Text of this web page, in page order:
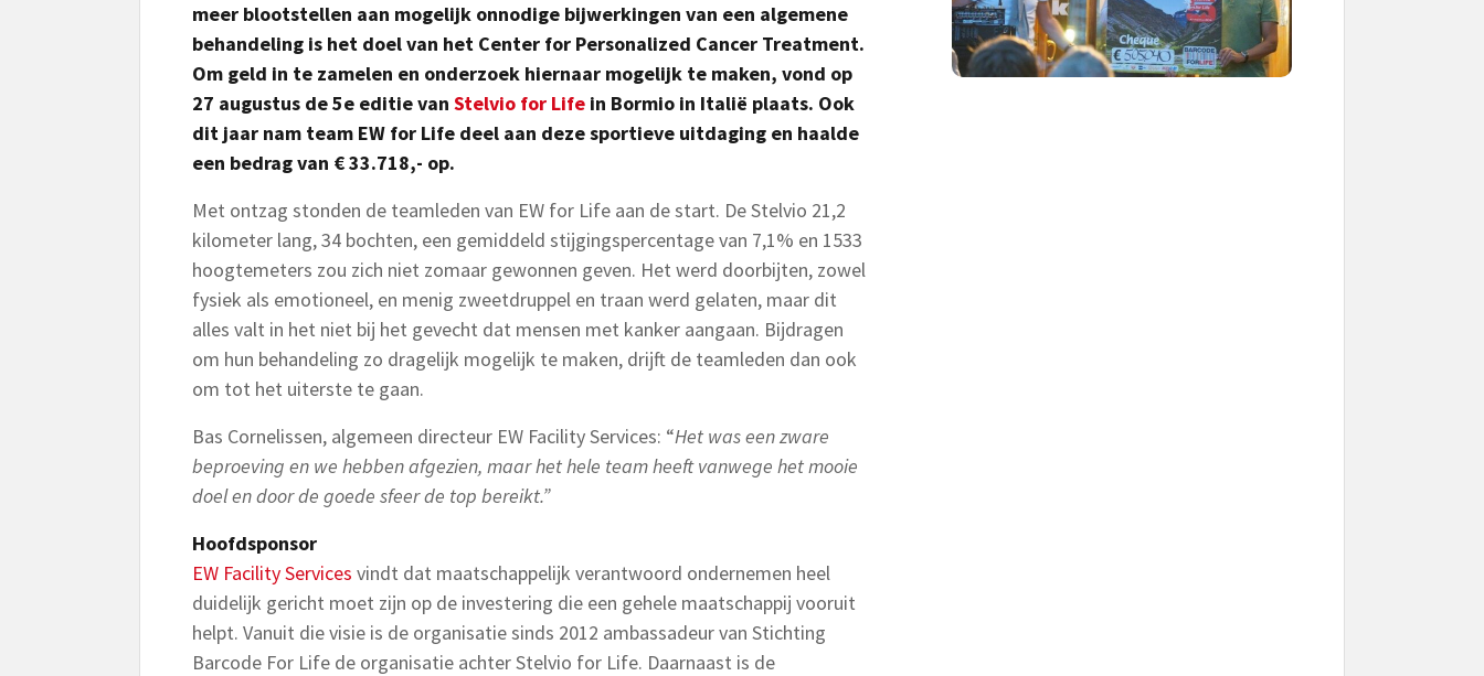
meer blootstellen aan mogelijk onnodige bijwerkingen van een algemene
behandeling is het doel van het Center for Personalized Cancer Treatment.
Om geld in te zamelen en onderzoek hiernaar mogelijk te maken, vond op
27 augustus de 5e editie van Stelvio for Life in Bormio in Italië plaats. Ook
dit jaar nam team EW for Life deel aan deze sportieve uitdaging en haalde
een bedrag van € 33.718,- op.
Met ontzag stonden de teamleden van EW for Life aan de start. De Stelvio 21,2
kilometer lang, 34 bochten, een gemiddeld stijgingspercentage van 7,1% en 1533
hoogtemeters zou zich niet zomaar gewonnen geven. Het werd doorbijten, zowel
fysiek als emotioneel, en menig zweetdruppel en traan werd gelaten, maar dit
alles valt in het niet bij het gevecht dat mensen met kanker aangaan. Bijdragen
om hun behandeling zo dragelijk mogelijk te maken, drijft de teamleden dan ook
om tot het uiterste te gaan.
Bas Cornelissen, algemeen directeur EW Facility Services: “Het was een zware
beproeving en we hebben afgezien, maar het hele team heeft vanwege het mooie
doel en door de goede sfeer de top bereikt.”
Hoofdsponsor
EW Facility Services vindt dat maatschappelijk verantwoord ondernemen heel
duidelijk gericht moet zijn op de investering die een gehele maatschappij vooruit
helpt. Vanuit die visie is de organisatie sinds 2012 ambassadeur van Stichting
Barcode For Life de organisatie achter Stelvio for Life. Daarnaast is de